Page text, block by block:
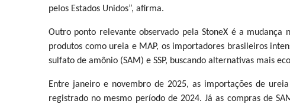
pelos Estados Unidos”, afirma.
Outro ponto relevante observado pela StoneX é a
produtos como ureia e MAP, os importadores brasileiros
sulfato de amônio (SAM) e SSP, buscando alternativas mais
Entre janeiro e novembro de 2025, as importações de
registrado no mesmo período de 2024. Já as compras de